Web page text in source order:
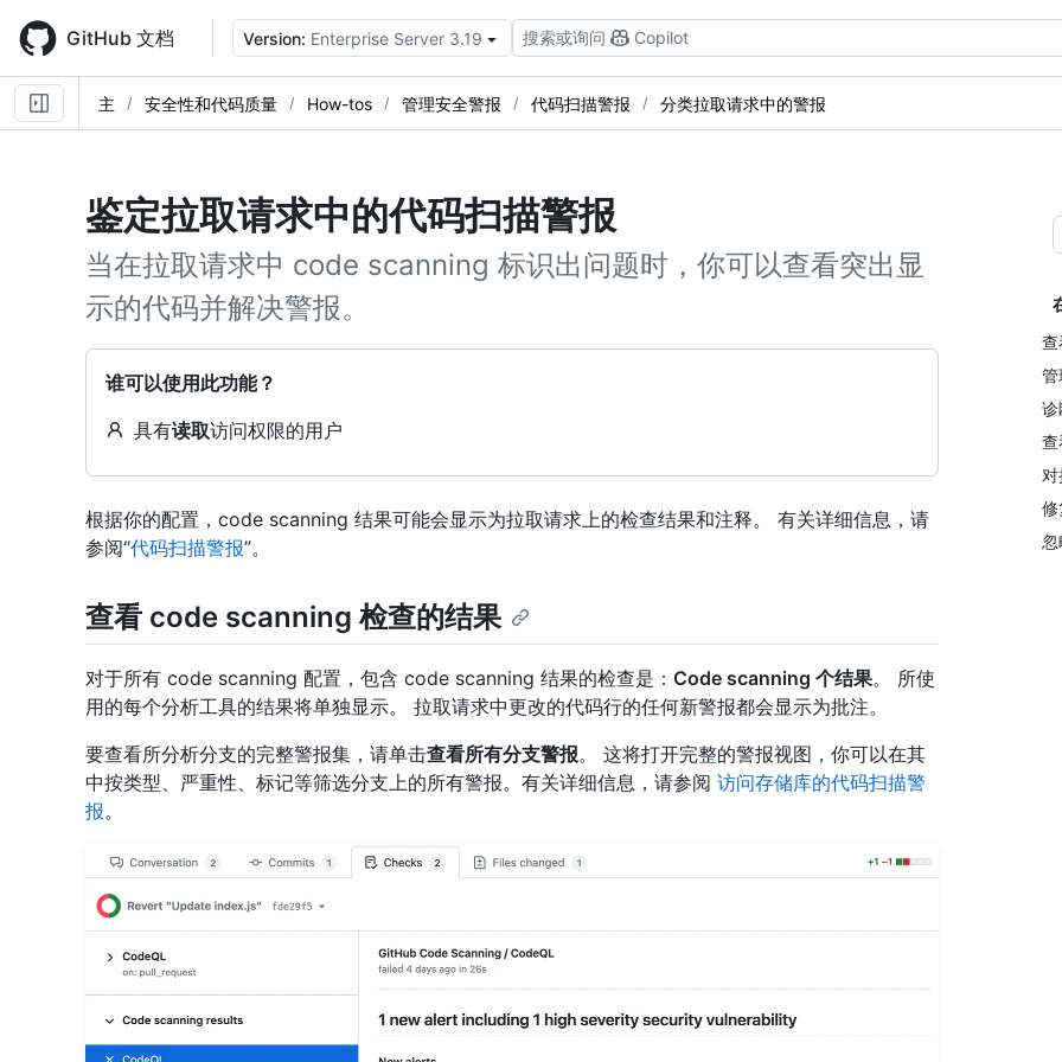
main
content
GitHub 文档 Version: Enterprise Server 3.19 搜索或询问 Copilot
主 安全性和代码质量 How-tos 管理安全警报 代码扫描警报 分类拉取请求中的警报
鉴定拉取请求中的代码扫描警报
当在拉取请求中 code scanning 标识出问题时，你可以查看突出显
示的代码并解决警报。
谁可以使用此功能？
具有读取访问权限的用户
管
查
修
根据你的配置，code scanning 结果可能会显示为拉取请求上的检查结果和注释。 有关详细信息，请
参阅“代码扫描警报”。
查看 code scanning 检查的结果
对于所有 code scanning 配置，包含 code scanning 结果的检查是： Code scanning 个结果。 所使
用的每个分析工具的结果将单独显示。 拉取请求中更改的代码行的任何新警报都会显示为批注。
要查看所分析分支的完整警报集，请单击查看所有分支警报。 这将打开完整的警报视图，你可以在其
中按类型、严重性、标记等筛选分支上的所有警报。有关详细信息，请参阅 访问存储库的代码扫描警
报。